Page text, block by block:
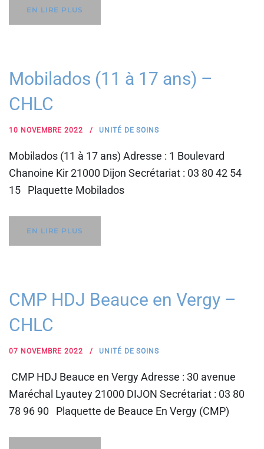
EN LIRE PLUS
Mobilados (11 à 17 ans) –
CHLC
10 NOVEMBRE 2022 UNITÉ DE SOINS
Mobilados (11 à 17 ans) Adresse : 1 Boulevard
Chanoine Kir 21000 Dijon Secrétariat : 03 80 42 54
15 Plaquette Mobilados
EN LIRE PLUS
CMP HDJ Beauce en Vergy –
CHLC
07 NOVEMBRE 2022 UNITÉ DE SOINS
CMP HDJ Beauce en Vergy Adresse : 30 avenue
Maréchal Lyautey 21000 DIJON Secrétariat : 03 80
78 96 90 Plaquette de Beauce En Vergy (CMP)